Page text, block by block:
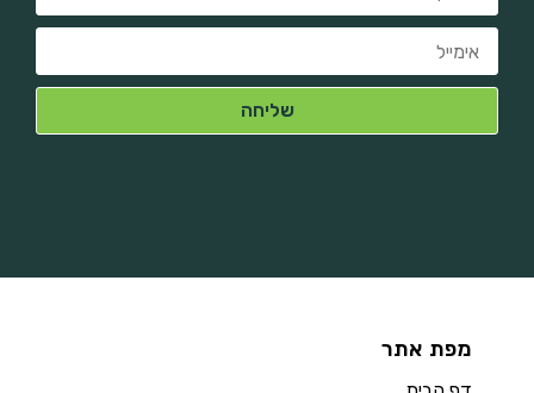
מפת אתר